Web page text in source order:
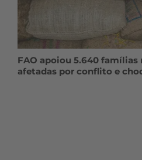
FAO apoiou 5.640
afetadas por conflito e